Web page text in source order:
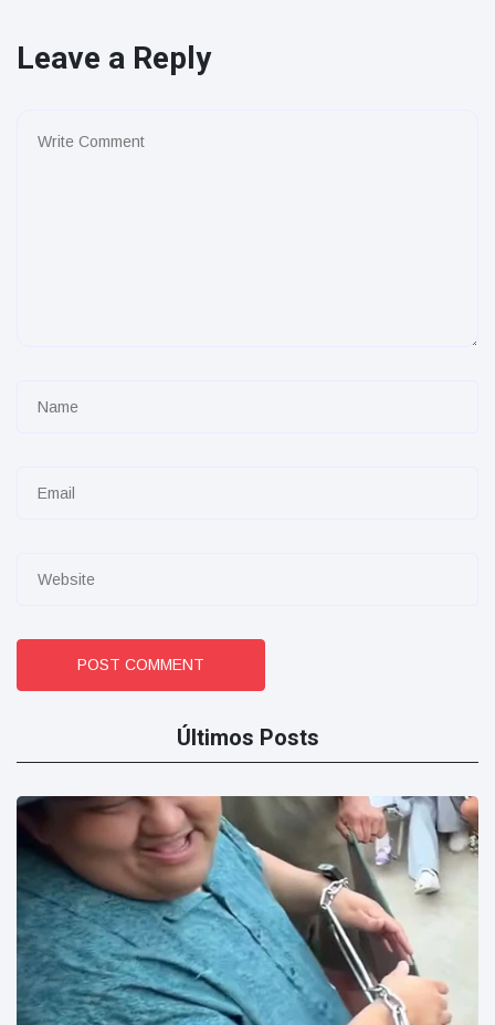
Leave a Reply
POST COMMENT
Últimos Posts